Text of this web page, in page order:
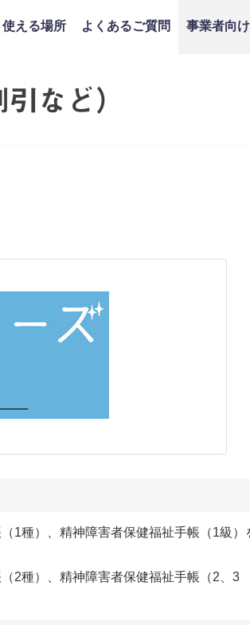
使える場所 よくあるご質問 事業者向
など）
1種）、精神障害者保健福祉手帳（1級）
2種）、精神障害者保健福祉手帳（2、3